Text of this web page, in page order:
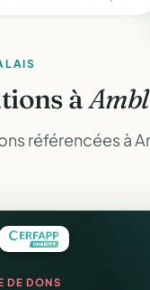
à
référencées à
DE DONS